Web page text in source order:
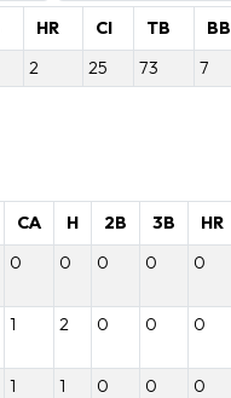
HR CI TB BB
2 25 73 7
CA H 2B 3B HR
0 0 0 0 0
1 2 0 0 0
1 1 0 0 0